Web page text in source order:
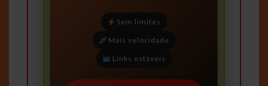
Sem limites
Mais velocidade
Links estáveis